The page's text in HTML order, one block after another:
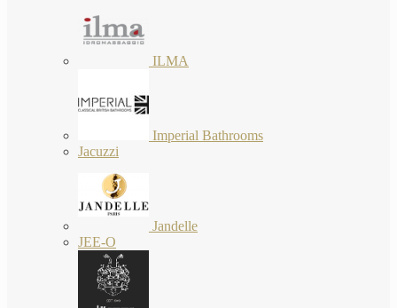
ILMA
Imperial Bathrooms
Jacuzzi
Jandelle
JEE-O